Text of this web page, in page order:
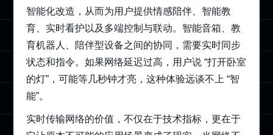
智能化改造，从而为用户提供情感陪伴、智能教
育、实时看护以及多端控制与联动。智能音箱、教
育机器人、陪伴型设备之间的协同，需要实时同步
状态和指令。如果网络延迟过高，用户说 “打开卧室
的灯”，可能等几秒钟才亮，这种体验远谈不上 “智
能”。
实时传输网络的价值，不仅在于技术指标，更在于